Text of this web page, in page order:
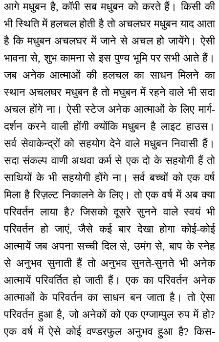
आगे मधुबन है, कॉपी सब मधुबन को करते हैं। किसी की
भी स्थिति में हलचल होती है तो अचलघर मधुबन याद आता
है कि मधुबन अचलघर में जाने से अचल हो जायेंगे। ऐसी
भावना से, शुभ कामना से इस पुण्य भूमि पर सभी आते हैं।
जब अनेक आत्माओं की हलचल का साधन मिलने का
स्थान अचलघर मधुबन है तो मघुबन में रहने वाले भी सदा
अचल होंगे ना। ऐसी स्टेज अनेक आत्माओं के लिए मार्ग-
दर्शन करने वाली होंगी क्योंकि मधुबन है लाइट हाउस।
सर्व सेवाकेन्‍द्रों को सहयोग देने वाले मधुबन निवासी हैं।
सदा संकल्प वाणी अथवा कर्म से एक दो के सहयोगी हैं तो
साथियों के भी सहयोगी होंगे ना। सर्व बच्चों को एक वर्ष
मिला है रिज़ल्ट निकालने के लिए। तो एक वर्ष में अब क्या
परिवर्तन लाया है? जिसको दूसरे सुनने वाले स्वयं भी
परिवर्तन हो जाएं, जैसे कई बार देखा होगा कोई-कोई
आत्मायें जब अपना सच्ची दिल से, उमंग से, बाप के स्नेह
से अनुभव सुनाती हैं तो अनुभव सुनते-सुनते भी अनेक
आत्मायें परिवर्तित हो जाती हैं। एक का परिवर्तन अनेक
आत्माओं के परिवर्तन का साधन बन जाता है। तो ऐसा
परिवर्तन हुआ है, जो अनेकों को एक एग्जाम्पुल रुप में हो?
एक वर्ष में ऐसे कोई वण्डरफुल अनुभव हुआ है? किस-